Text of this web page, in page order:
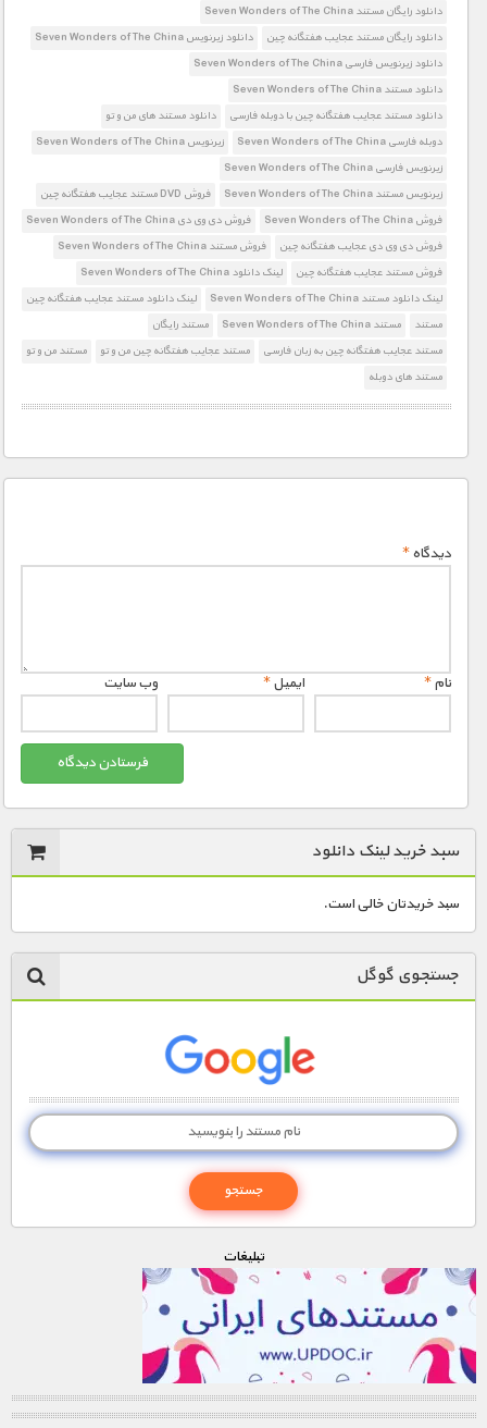
دانلود رایگان مستند Seven Wonders of The China
دانلود رایگان مستند عجایب هفتگانه چین
دانلود زیرنویس Seven Wonders of The China
دانلود زیرنویس فارسی Seven Wonders of The China
دانلود مستند Seven Wonders of The China
دانلود مستند عجایب هفتگانه چین با دوبله فارسی
دانلود مستند های من و تو
دوبله فارسی Seven Wonders of The China
زیرنویس Seven Wonders of The China
زیرنویس فارسی Seven Wonders of The China
زیرنویس مستند Seven Wonders of The China
فروش DVD مستند عجایب هفتگانه چین
فروش Seven Wonders of The China
فروش دی وی دی Seven Wonders of The China
فروش دی وی دی عجایب هفتگانه چین
فروش مستند Seven Wonders of The China
فروش مستند عجایب هفتگانه چین
لینک دانلود Seven Wonders of The China
لینک دانلود مستند Seven Wonders of The China
لینک دانلود مستند عجایب هفتگانه چین
مستند
مستند Seven Wonders of The China
مستند رایگان
مستند عجایب هفتگانه چین به زبان فارسی
مستند عجایب هفتگانه چین من و تو
مستند من و تو
مستند های دوبله
دیدگاه*
نام* ایمیل* وب‌ سایت
سبد خرید لینک دانلود
سبد خریدتان خالی است.
جستجوی گوگل
تبليغات